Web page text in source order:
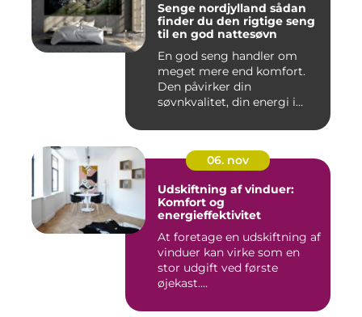
Senge nordjylland sådan
finder du den rigtige seng
til en god nattesøvn
En god seng handler om
meget mere end komfort.
Den påvirker din
søvnkvalitet, din energi i
06. nov
Udskiftning af vinduer:
Komfort og
energieffektivitet
At foretage en udskiftning af
vinduer kan virke som en
stor udgift ved første
øjekast....